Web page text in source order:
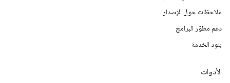
ملاحظات حول الإصدار
دعم مطوّر البرامج
بنود الخدمة
الأدوات